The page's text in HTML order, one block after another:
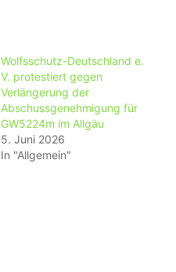
Wolfsschutz-Deutschland e.
V. protestiert gegen
Verlängerung der
Abschussgenehmigung für
GW5224m im Allgäu
5. Juni 2026
In "Allgemein"